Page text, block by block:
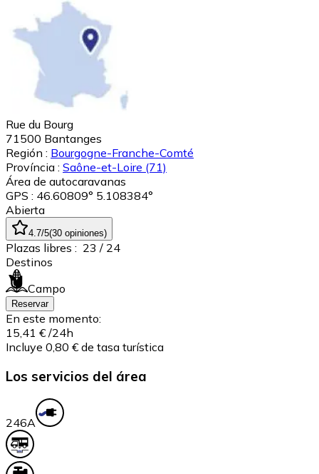
Rue du Bourg
71500 Bantanges
Región : Bourgogne-Franche-Comté
Província : Saône-et-Loire (71)
Área de autocaravanas
GPS : 46.60809° 5.108384°
Abierta
4.7/5(30 opiniones)
Plazas libres : 23 / 24
Destinos
Campo
Reservar
En este momento:
15,41 € /24h
Incluye 0,80 € de tasa turística
Los servicios del área
246A